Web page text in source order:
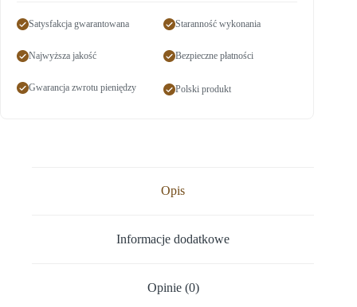
Satysfakcja gwarantowana Staranność wykonania
Najwyższa jakość Bezpieczne płatności
Gwarancja zwrotu pieniędzy Polski produkt
Opis
Informacje dodatkowe
Opinie (0)